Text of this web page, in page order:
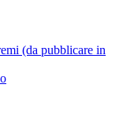
(da pubblicare in